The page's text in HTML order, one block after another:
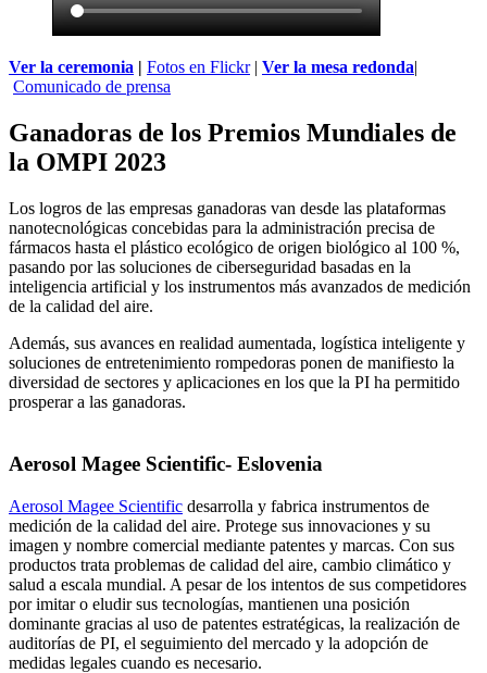
Ver la ceremonia | Fotos en Flickr| Ver la mesa redonda|
Comunicado de prensa
Ganadoras de los Premios Mundiales de
la OMPI 2023
Los logros de las empresas ganadoras van desde las plataformas
nanotecnológicas concebidas para la administración precisa de
fármacos hasta el plástico ecológico de origen biológico al 100 %,
pasando por las soluciones de ciberseguridad basadas en la
inteligencia artificial y los instrumentos más avanzados de medición
de la calidad del aire.
Además, sus avances en realidad aumentada, logística inteligente y
soluciones de entretenimiento rompedoras ponen de manifiesto la
diversidad de sectores y aplicaciones en los que la PI ha permitido
prosperar a las ganadoras.
Aerosol Magee Scientific- Eslovenia
Aerosol Magee Scientific desarrolla y fabrica instrumentos de
medición de la calidad del aire. Protege sus innovaciones y su
imagen y nombre comercial mediante patentes y marcas. Con sus
productos trata problemas de calidad del aire, cambio climático y
salud a escala mundial. A pesar de los intentos de sus competidores
por imitar o eludir sus tecnologías, mantienen una posición
dominante gracias al uso de patentes estratégicas, la realización de
auditorías de PI, el seguimiento del mercado y la adopción de
medidas legales cuando es necesario.